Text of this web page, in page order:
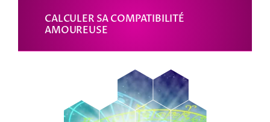
CALCULER SA COMPATIBILITÉ
AMOUREUSE